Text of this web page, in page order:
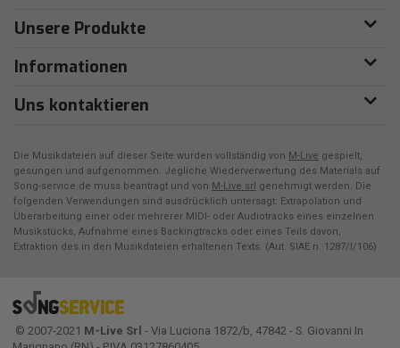
Unsere Produkte
Informationen
Uns kontaktieren
Die Musikdateien auf dieser Seite wurden vollständig von M-Live gespielt,
gesungen und aufgenommen. Jegliche Wiederverwertung des Materials auf
Song-service.de muss beantragt und von M-Live srl genehmigt werden. Die
folgenden Verwendungen sind ausdrücklich untersagt: Extrapolation und
Überarbeitung einer oder mehrerer MIDI- oder Audiotracks eines einzelnen
Musikstücks, Aufnahme eines Backingtracks oder eines Teils davon,
Extraktion des in den Musikdateien erhaltenen Texts. (Aut. SIAE n. 1287/I/106)
© 2007-2021 M-Live Srl - Via Luciona 1872/b, 47842 - S. Giovanni In